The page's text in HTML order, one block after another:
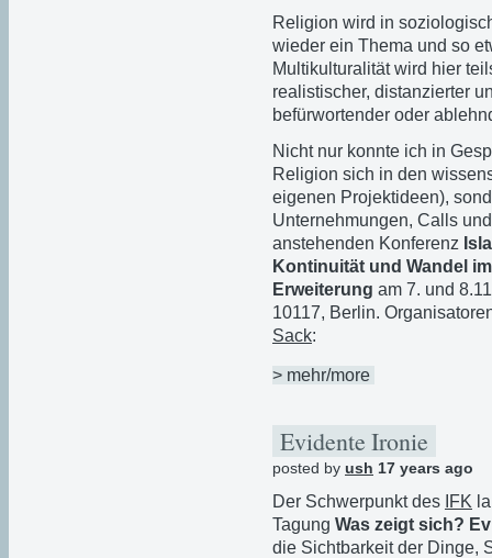
Religion wird in
wieder ein Thema und so
Multikulturalität wird hier
realistischer, distanzierter
befürwortender oder
Nicht nur konnte ich in
Religion sich in den
eigenen Projektideen),
Unternehmungen, Calls
anstehenden Konferenz
Kontinuität und Wandel
Erweiterung am 7. und
10117, Berlin.
Sack:
> mehr/more
Evidente Ironie
posted by ush 17 years ago
Der Schwerpunkt des IFK
Tagung Was zeigt sich?
die Sichtbarkeit der Dinge,